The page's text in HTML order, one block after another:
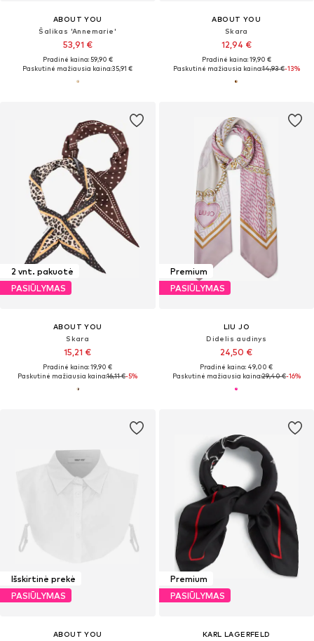
ABOUT YOU
Šalikas 'Annemarie'
53,91 €
Pradinė kaina: 59,90 €
Paskutinė mažiausia kaina:35,91 €
ABOUT YOU
Skara
12,94 €
Pradinė kaina: 19,90 €
Paskutinė mažiausia kaina:14,93 €-13%
2 vnt. pakuotė
PASIŪLYMAS
ABOUT YOU
Skara
15,21 €
Pradinė kaina: 19,90 €
Paskutinė mažiausia kaina:16,11 €-5%
Premium
PASIŪLYMAS
LIU JO
Didelis audinys
24,50 €
Pradinė kaina: 49,00 €
Paskutinė mažiausia kaina:29,40 €-16%
Išskirtinė prekė
PASIŪLYMAS
ABOUT YOU
Premium
PASIŪLYMAS
KARL LAGERFELD